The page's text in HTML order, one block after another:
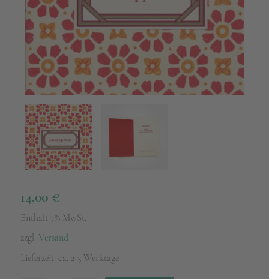
14,00 €
Enthält 7% MwSt.
zzgl. Versand
Lieferzeit: ca. 2-3 Werktage